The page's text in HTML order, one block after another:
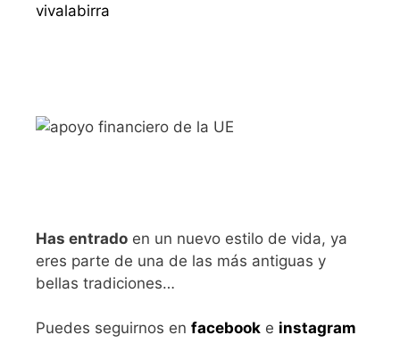
vivalabirra
Has entrado en un nuevo estilo de vida, ya
eres parte de una de las más antiguas y
bellas tradiciones…
Puedes seguirnos en facebook e instagram